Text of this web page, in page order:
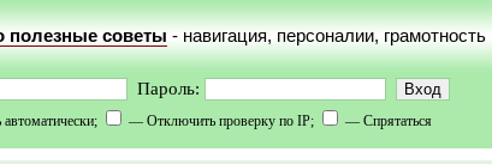
полезные советы - навигация, персоналии, грамотность
Пароль:
— Отключить проверку по IP; — Спрятаться